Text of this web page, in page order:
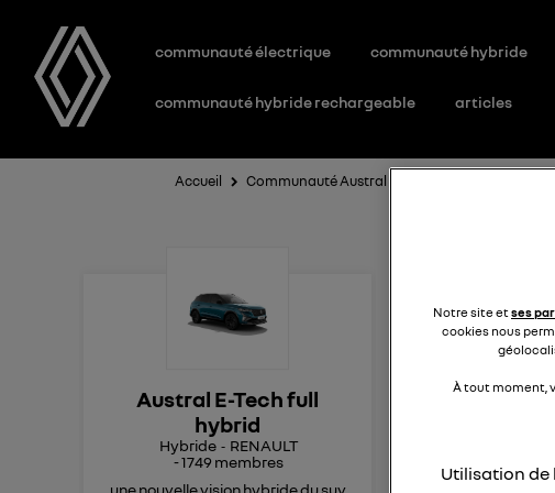
communauté électrique communauté hybride
communauté hybride rechargeable articles
Accueil Communauté Austral E-Tech full hybrid
Austral E-Tech full
hybrid
Hybride
RENAULT
-1749 membres
une nouvelle vision hybride du suv
Le
2
l'idée est
(j'ai 40 Go
Notre site etses
cookies nous
À tout moment,
Utilisation